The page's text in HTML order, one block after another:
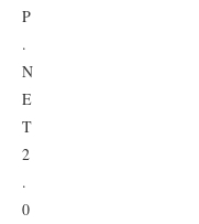
P
.
N
E
T
2
.
0